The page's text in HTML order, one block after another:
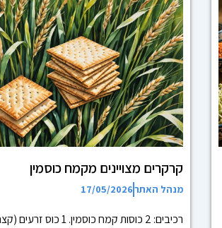
קרקרים מצויינים מקמח כוסמין
מנהל האתר17/05/2026
רכיבים: 2 כוסות קמח כוסמין. 1